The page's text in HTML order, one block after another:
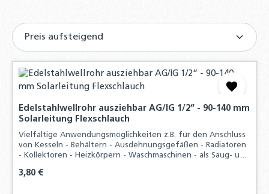
Edelstahlwellrohr ausziehbar AG/IG 1/2“ - 90-140 mm
Solarleitung Flexschlauch
Vielfältige Anwendungsmöglichkeiten z.B. für den Anschluss
von Kesseln - Behältern - Ausdehnungsgefäßen - Radiatoren
- Kollektoren - Heizkörpern - Waschmaschinen - als Saug- und
Materialaufwand und der präzisen
Regulärer Preis:
3,80 €